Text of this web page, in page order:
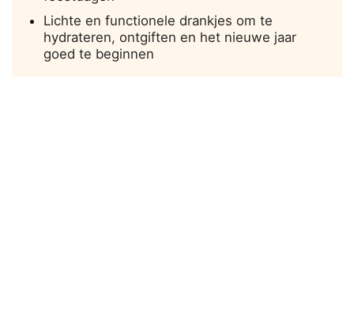
Lichte en functionele drankjes om te
hydrateren, ontgiften en het nieuwe jaar
goed te beginnen